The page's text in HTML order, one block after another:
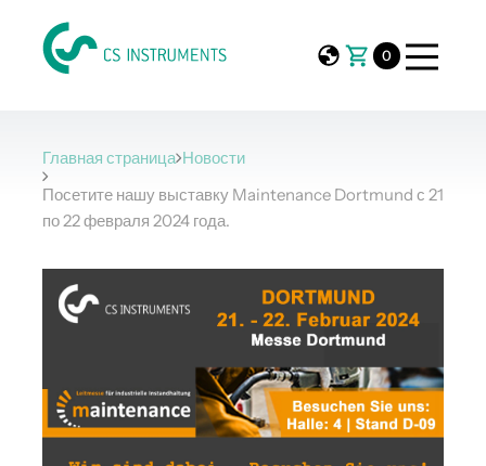
0
Главная страница Новости
Посетите нашу выставку Maintenance Dortmund с 21
по 22 февраля 2024 года.